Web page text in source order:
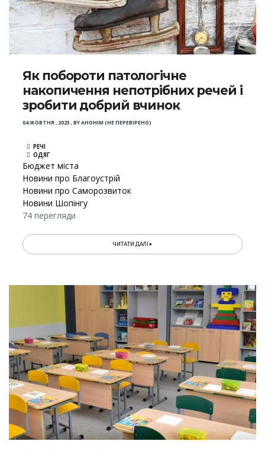
Як побороти патологічне
накопичення непотрібних речей і
зробити добрий вчинок
04 ЖОВТНЯ , 2023 ,BYАНОНІМ (НЕ ПЕРЕВІРЕНО)
РЕЧІ
ОДЯГ
Бюджет міста
Новини про Благоустрій
Новини про Саморозвиток
Новини Шопінгу
74 перегляди
ЧИТАТИ ДАЛІ